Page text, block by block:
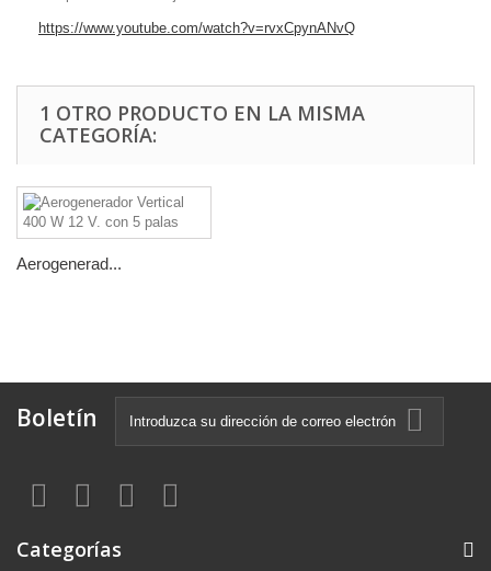
https://www.youtube.com/watch?v=rvxCpynANvQ
1 OTRO PRODUCTO EN LA MISMA
CATEGORÍA:
Aerogenerad...
Boletín
Categorías